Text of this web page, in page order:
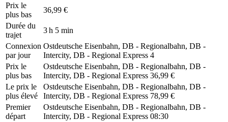
Prix ​​le
plus bas
36,99 €
Durée du
trajet
3 h 5 min
Connexion
par jour
Ostdeutsche Eisenbahn, DB - Regionalbahn, DB -
Intercity, DB - Regional Express 4
Prix ​​le
plus bas
Ostdeutsche Eisenbahn, DB - Regionalbahn, DB -
Intercity, DB - Regional Express 36,99 €
Le prix le
plus élevé
Ostdeutsche Eisenbahn, DB - Regionalbahn, DB -
Intercity, DB - Regional Express 78,99 €
Premier
départ
Ostdeutsche Eisenbahn, DB - Regionalbahn, DB -
Intercity, DB - Regional Express 08:30